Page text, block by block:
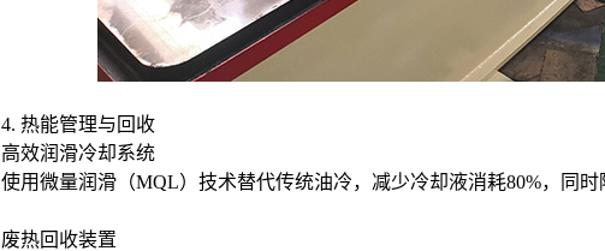
4. 热能管理与回收
高效润滑冷却系统
使用微量润滑（MQL）技术替代传统油冷，减少冷却液消耗80%，同时
废热回收装置